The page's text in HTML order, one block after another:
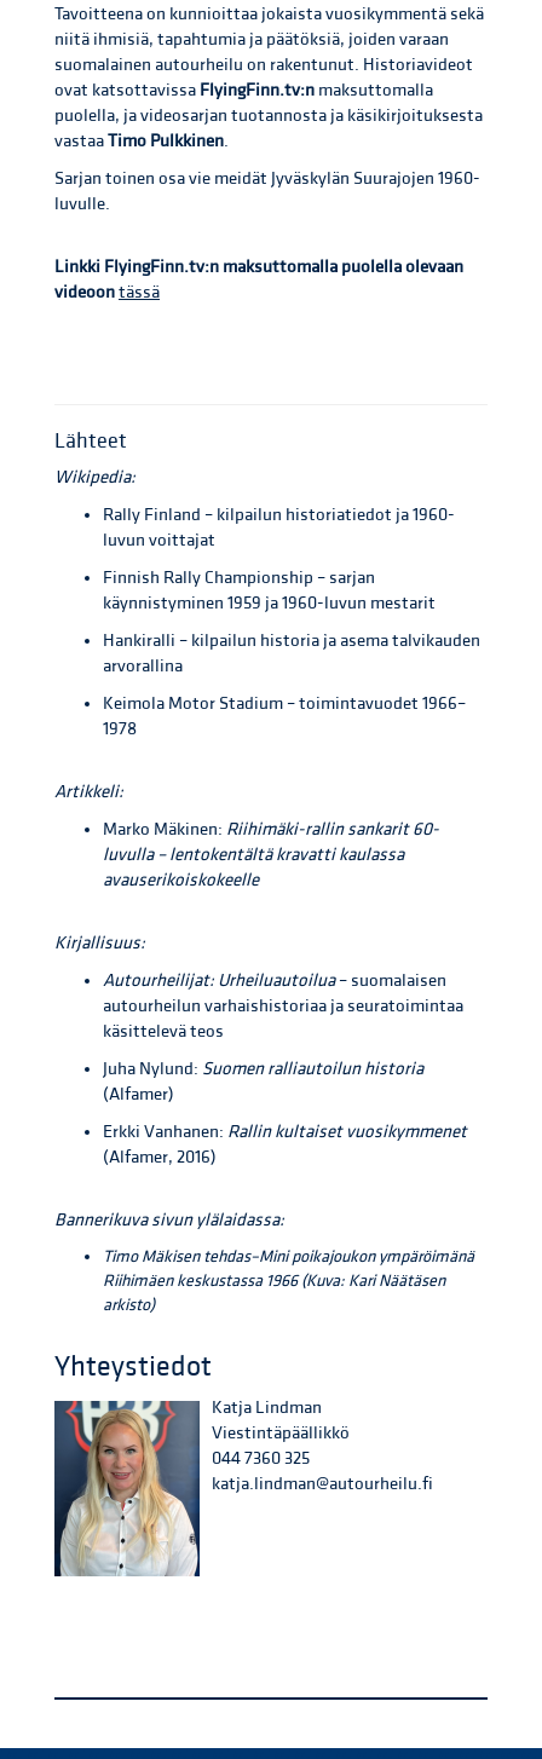
Tavoitteena on kunnioittaa jokaista vuosikymmentä sekä
niitä ihmisiä, tapahtumia ja päätöksiä, joiden varaan
suomalainen autourheilu on rakentunut. Historiavideot
ovat katsottavissa FlyingFinn.tv:n maksuttomalla
puolella, ja videosarjan tuotannosta ja käsikirjoituksesta
vastaaTimo Pulkkinen.
Sarjan toinen osa vie meidät Jyväskylän Suurajojen 1960-
luvulle.
Linkki FlyingFinn.tv:n maksuttomalla puolella olevaan
videoontässä
Lähteet
Wikipedia:
Rally Finland – kilpailun historiatiedot ja 1960-
luvun voittajat
Finnish Rally Championship – sarjan
käynnistyminen 1959 ja 1960-luvun mestarit
Hankiralli – kilpailun historia ja asema talvikauden
arvorallina
Keimola Motor Stadium – toimintavuodet 1966–
1978
Artikkeli:
Marko Mäkinen: Riihimäki-rallin sankarit 60-
luvulla – lentokentältä kravatti kaulassa
avauserikoiskokeelle
Kirjallisuus:
Autourheilijat: Urheiluautoilua– suomalaisen
autourheilun varhaishistoriaa ja seuratoimintaa
käsittelevä teos
Juha Nylund: Suomen ralliautoilun historia
(Alfamer)
Erkki Vanhanen: Rallin kultaiset vuosikymmenet
(Alfamer, 2016)
Bannerikuva sivun ylälaidassa:
Timo Mäkisen tehdas–Mini poikajoukon ympäröimänä
Riihimäen keskustassa 1966 (Kuva: Kari Näätäsen
arkisto)
Yhteystiedot
Katja Lindman
Viestintäpäällikkö
044 7360 325
katja.lindman@autourheilu.fi